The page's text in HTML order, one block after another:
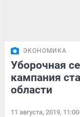
ЭКОНОМИКА
Уборочная
кампания
области
11 августа, 2019, 11:00